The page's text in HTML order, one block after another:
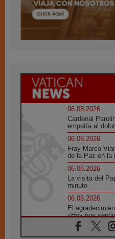
06.08.2026
Cardenal
empatía al
06.08.2026
Fray Marco
de la Paz en la
06.08.2026
La visita del
minuto
06.08.2026
El
«Hoy nos
06.08.2026